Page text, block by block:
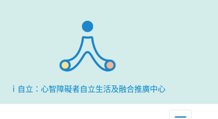
ｉ自立：心智障礙者自立生活及融合推廣中心